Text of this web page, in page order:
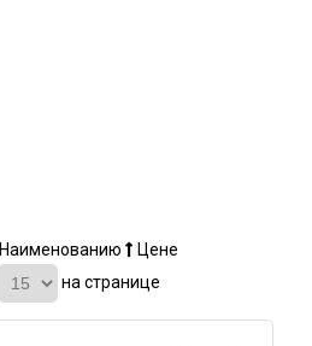
Наименованию
Цене
на странице